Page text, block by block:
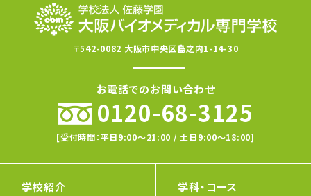
〒542-0082 大阪市中央区島之内1-14-30
お電話でのお問い合わせ
0120-68-3125
[受付時間：平日9:00〜21:00 / 土日9:00〜18:00]
学校紹介 学科・コース